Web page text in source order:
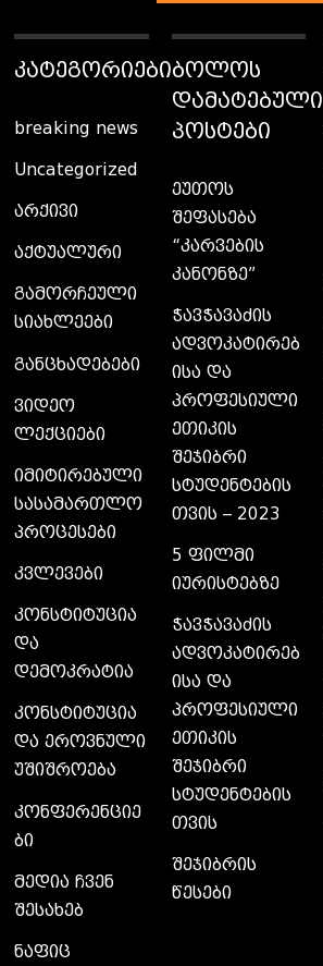
ᲙᲐᲢᲔᲒᲝᲠᲘᲔᲑᲘ
breaking news
Uncategorized
არქივი
აქტუალური
გამორჩეული
სიახლეები
განცხადებები
ვიდეო
ლექციები
იმიტირებული
სასამართლო
პროცესები
კვლევები
კონსტიტუცია
და
დემოკრატია
კონსტიტუცია
და ეროვნული
უშიშროება
კონფერენციე
ბი
მედია ჩვენ
შესახებ
ნაფიც
ᲑᲝᲚᲝᲡ
ᲓᲐᲛᲐᲢᲔᲑᲣᲚᲘ
ᲞᲝᲡᲢᲔᲑᲘ
ეუთოს
შეფასება
“კარვების
კანონზე”
ჭავჭავაძის
ადვოკატირებ
ისა და
პროფესიული
ეთიკის
შეჯიბრი
სტუდენტების
თვის – 2023
5 ფილმი
იურისტებზე
ჭავჭავაძის
ადვოკატირებ
ისა და
პროფესიული
ეთიკის
შეჯიბრი
სტუდენტების
თვის
შეჯიბრის
წესები